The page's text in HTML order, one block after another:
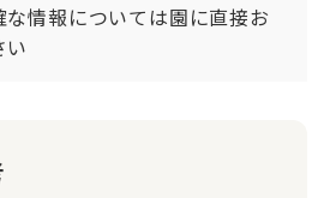
情報については園に直接お
い